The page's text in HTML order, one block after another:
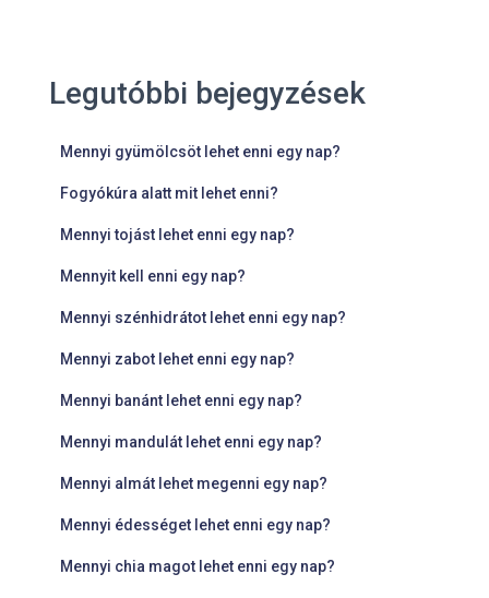
Legutóbbi bejegyzések
Mennyi gyümölcsöt lehet enni egy nap?
Fogyókúra alatt mit lehet enni?
Mennyi tojást lehet enni egy nap?
Mennyit kell enni egy nap?
Mennyi szénhidrátot lehet enni egy nap?
Mennyi zabot lehet enni egy nap?
Mennyi banánt lehet enni egy nap?
Mennyi mandulát lehet enni egy nap?
Mennyi almát lehet megenni egy nap?
Mennyi édességet lehet enni egy nap?
Mennyi chia magot lehet enni egy nap?